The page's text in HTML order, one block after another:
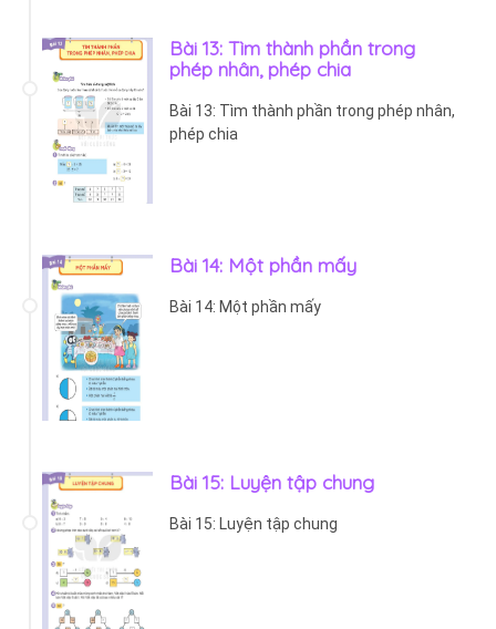
Bài 13: Tìm thành phần trong
phép nhân, phép chia
Bài 13: Tìm thành phần trong phép nhân,
phép chia
Bài 14: Một phần mấy
Bài 14: Một phần mấy
Bài 15: Luyện tập chung
Bài 15: Luyện tập chung